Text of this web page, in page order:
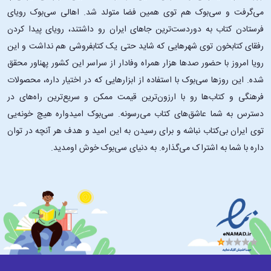
معصومیت جنسی اوست.»
«چهار هفتهٔ بعد، ساعت چهار بعدازظهر، برویر پشت میز مطبش در ساختمان
شمارهٔ هفت، خیابان بکر نشسته بود و بی‌صبرانه ورود دوشیزه لو سالومه را
انتظار می‌کشید. غیرمعمول بود که در طول روز کاری‌اش وقفه‌ای داشته باشد،
ولی با اشتیاقی که برای دیدن لو سالومه داشت، سه بیمار قبلی را به‌سرعت
ویزیت کرده بود. هر سه ناخوشی‌های ساده‌ای داشتند و کوشش زیادی برای
تشخیص لازم نبود. دو بیمار اولی مردانی شصت و چند ساله از مشکل
مشابهی رنج می‌بردند: تنفس سخت و سرفهٔ خشک و آزاردهنده. سال‌ها بود که
برویر آمفیزم مزمنشان را درمان می‌کرد. در هوای سرد و مرطوب، برونشیت حاد
(ایپکاک)، بخور آب جوش و ضماد خردل روی قفسهٔ سینه تجویز کرد. گرچه
بعضی پزشکان استفاده از ضماد خردل را بی‌فایده می‌دانستند، ولی برویر به آن
اعتقاد داشت و اغلب تجویزش می‌کرد، خصوصاً امسال که به نظر می‌رسید
نیمی از ساکنان وین دچار مشکل تنفسی شده‌اند. این شهر برای سه هفته رنگ
آفتاب را ندیده بود و بارانی ریز و سردْ بی‌رحمانه می‌بارید!»
می‌گرفت و سی‌بوک هم توی همین فضا متولد شد. اهالی سی‌بوک رویای
فرستادن کتاب به دوردست‌ترین جاهای ایران رو داشتند، رویای پیدا کردن
رفقای کتابخون توی شهرهایی که شاید حتی یک کتابفروشی هم نداشت و این
رویا امروز با حضور صدها هزار همراه وفادار از سراسر این کشور پهناور محقق
شده. این ‌روزها سی‌بوک با استفاده از ابزارهایی که در اختیار داره، محصولات
فرهنگی و کتاب‌ها رو با ارزون‌ترین قیمت ممکن و سریع‌ترین راه‌های در
دسترس به شما عاشق‌های کتاب می‌رسونه. سی‌بوک امیدواره هیچ خونه‌یی
توی ایران بی‌کتاب نباشه و برای رسیدن به این امید و هدف هر آنچه در توان
داره با شما به اشتراک می‌گذاره. به دنیای سی‌بوک خوش اومدید.